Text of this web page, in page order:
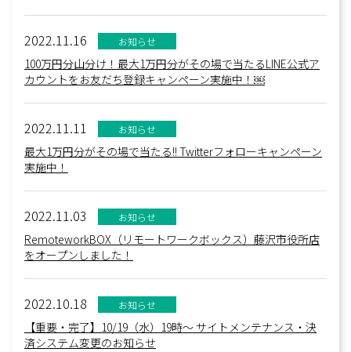
2022.11.16 お知らせ
100万円分山分け！最大1万円分がその場で当たるLINE公式ア
カウントをお友だち登録キャンペーン実施中！￼
2022.11.11 お知らせ
最大1万円分がその場で当たる!! Twitterフォローキャンペーン
実施中！
2022.11.03 お知らせ
RemoteworkBOX（リモートワークボックス）藤沢市役所店
をオープンしました！
2022.10.18 お知らせ
【重要・完了】10/19（水）19時〜 サイトメンテナンス・決
済システム変更のお知らせ